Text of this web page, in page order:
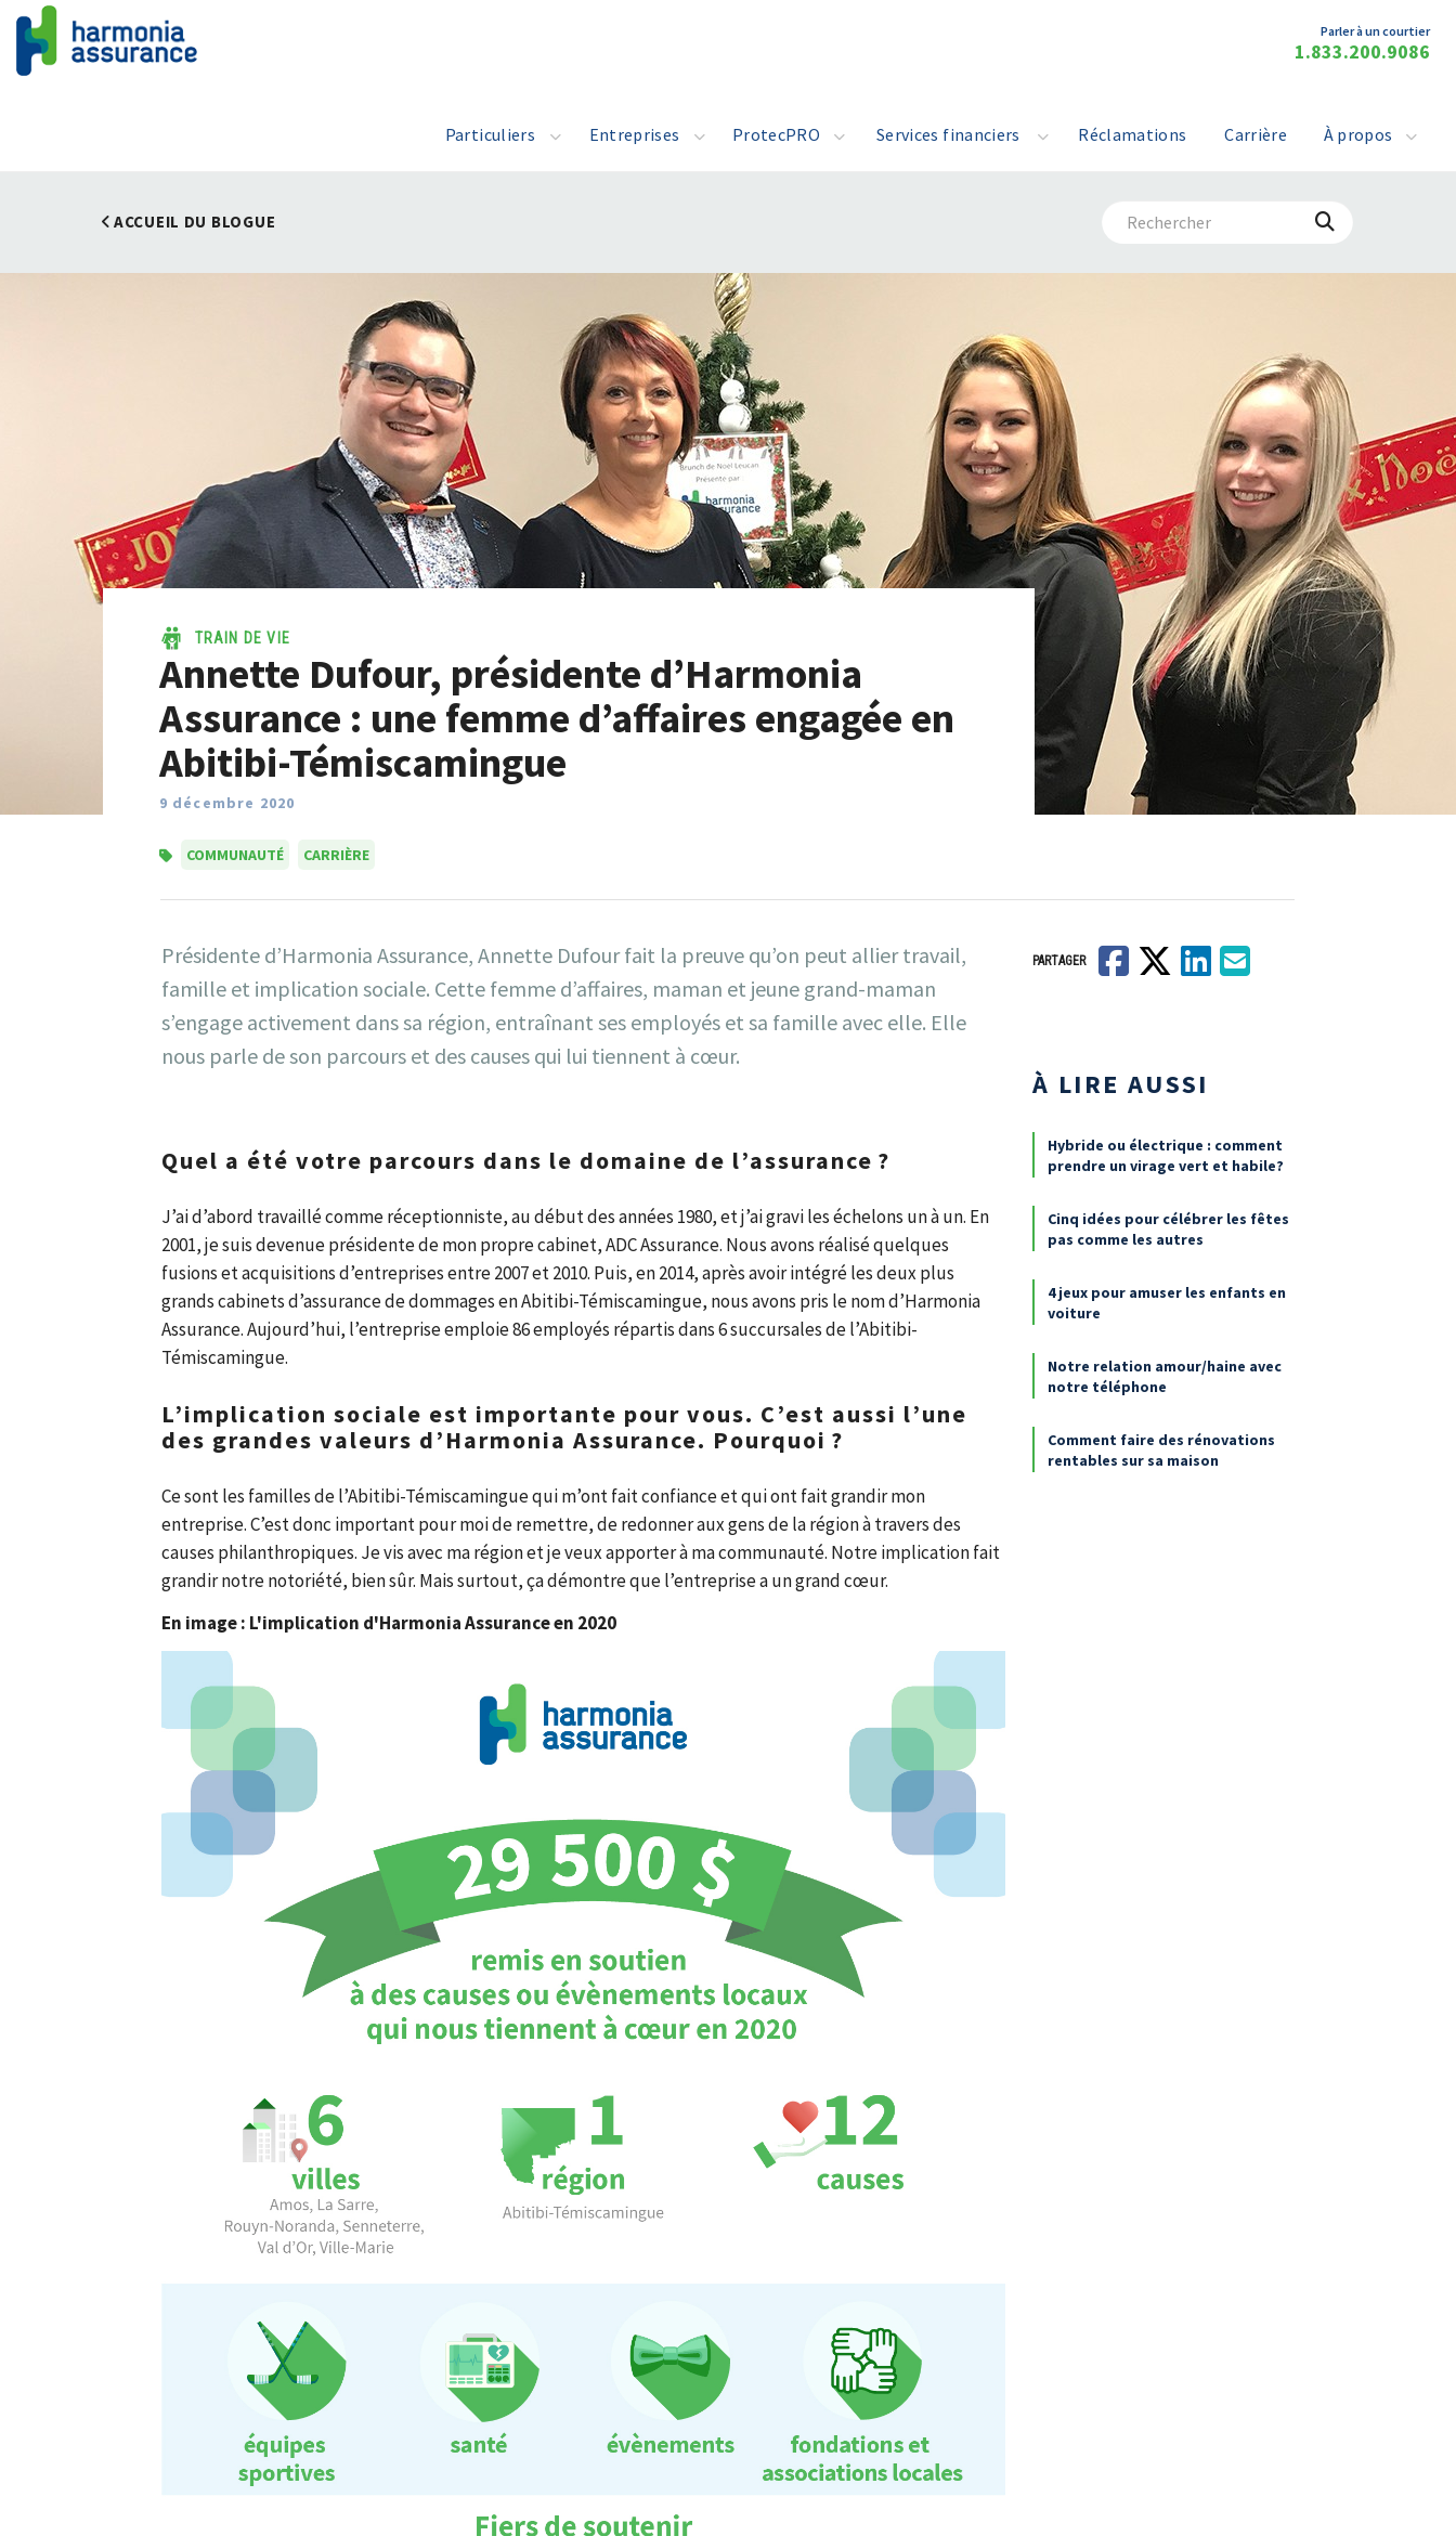
Particuliers Entreprises ProtecPRO Services financiers Réclamations Carrière À propos
Parler à un courtier
1.833.200.9086
ACCUEIL DU BLOGUE
Lancer
TRAIN DE VIE
Annette Dufour, présidente d’Harmonia
Assurance : une femme d’affaires engagée en
Abitibi-Témiscamingue
9 décembre 2020
COMMUNAUTÉ CARRIÈRE
Présidente d’Harmonia Assurance, Annette Dufour fait la preuve qu’on peut allier travail,
famille et implication sociale. Cette femme d’affaires, maman et jeune grand-maman
s’engage activement dans sa région, entraînant ses employés et sa famille avec elle. Elle
nous parle de son parcours et des causes qui lui tiennent à cœur.
Quel a été votre parcours dans le domaine de l’assurance ?
J’ai d’abord travaillé comme réceptionniste, au début des années 1980, et j’ai gravi les échelons un à un. En
2001, je suis devenue présidente de mon propre cabinet, ADC Assurance. Nous avons réalisé quelques
fusions et acquisitions d’entreprises entre 2007 et 2010. Puis, en 2014, après avoir intégré les deux plus
grands cabinets d’assurance de dommages en Abitibi-Témiscamingue, nous avons pris le nom d’Harmonia
Assurance. Aujourd’hui, l’entreprise emploie 86 employés répartis dans 6 succursales de l’Abitibi-
Témiscamingue.
L’implication sociale est importante pour vous. C’est aussi l’une
des grandes valeurs d’Harmonia Assurance. Pourquoi ?
Ce sont les familles de l’Abitibi-Témiscamingue qui m’ont fait confiance et qui ont fait grandir mon
entreprise. C’est donc important pour moi de remettre, de redonner aux gens de la région à travers des
causes philanthropiques. Je vis avec ma région et je veux apporter à ma communauté. Notre implication fait
grandir notre notoriété, bien sûr. Mais surtout, ça démontre que l’entreprise a un grand cœur.
En image : L'implication d'Harmonia Assurance en 2020
PARTAGER Facebook
X LinkedIn
À LIRE AUSSI
Hybride ou électrique : comment
prendre un virage vert et habile?
Cinq idées pour célébrer les fêtes
pas comme les autres
4 jeux pour amuser les enfants en
voiture
Notre relation amour/haine avec
notre téléphone
Comment faire des rénovations
rentables sur sa maison